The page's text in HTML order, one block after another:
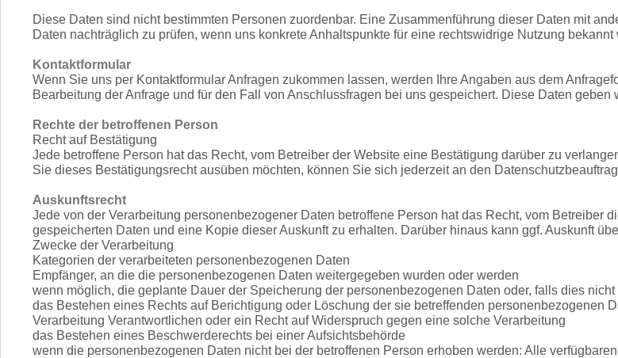
Diese Daten sind nicht bestimmten Personen zuordenbar. Eine Zusammenführung dieser Daten mit
Daten nachträglich zu prüfen, wenn uns konkrete Anhaltspunkte für eine rechtswidrige Nutzung bekannt
Kontaktformular
Wenn Sie uns per Kontaktformular Anfragen zukommen lassen, werden Ihre Angaben aus dem
Bearbeitung der Anfrage und für den Fall von Anschlussfragen bei uns gespeichert. Diese Daten
Rechte der betroffenen Person
Recht auf Bestätigung
Jede betroffene Person hat das Recht, vom Betreiber der Website eine Bestätigung darüber zu
Sie dieses Bestätigungsrecht ausüben möchten, können Sie sich jederzeit an den
Auskunftsrecht
Jede von der Verarbeitung personenbezogener Daten betroffene Person hat das Recht, vom Betreiber
gespeicherten Daten und eine Kopie dieser Auskunft zu erhalten. Darüber hinaus kann ggf. Auskunft
Zwecke der Verarbeitung
Kategorien der verarbeiteten personenbezogenen Daten
Empfänger, an die die personenbezogenen Daten weitergegeben wurden oder werden
wenn möglich, die geplante Dauer der Speicherung der personenbezogenen Daten oder, falls dies
das Bestehen eines Rechts auf Berichtigung oder Löschung der sie betreffenden personenbezogenen
Verarbeitung Verantwortlichen oder ein Recht auf Widerspruch gegen eine solche Verarbeitung
das Bestehen eines Beschwerderechts bei einer Aufsichtsbehörde
wenn die personenbezogenen Daten nicht bei der betroffenen Person erhoben werden: Alle